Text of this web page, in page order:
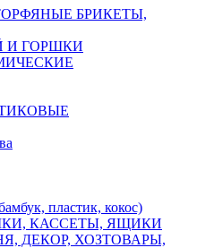
БРИКЕТЫ,
И ГОРШКИ
пластик, кокос)
КАССЕТЫ, ЯЩИКИ
ДЕКОР, ХОЗТОВАРЫ,